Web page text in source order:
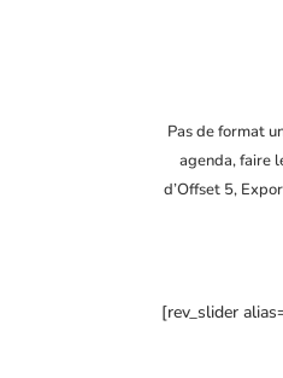
Pas de format
agenda, faire
d’Offset 5,
[rev_slider